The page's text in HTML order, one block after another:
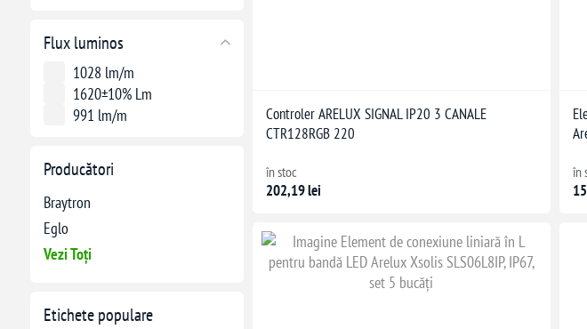
Flux luminos
1028 lm/m
1620±10% Lm
991 lm/m
Producători
Braytron
Eglo
Vezi Toți
Etichete populare
Controler ARELUX SIGNAL IP20 3 CANALE
CTR128RGB 220
în stoc
202,19 lei
în